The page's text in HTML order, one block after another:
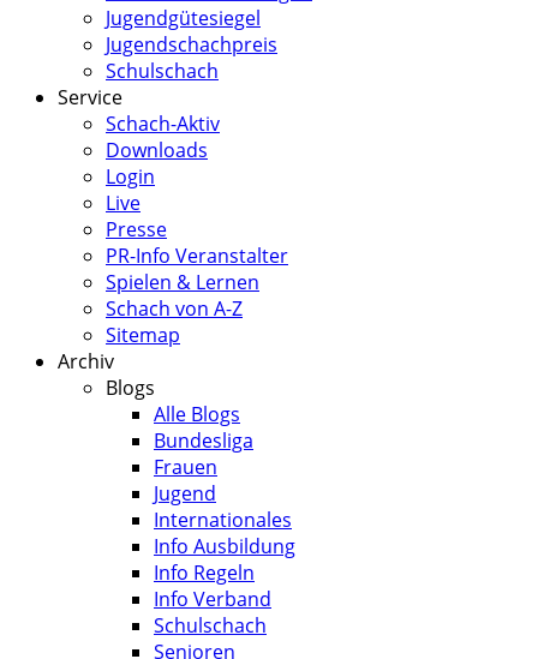
Jugendgütesiegel
Jugendschachpreis
Schulschach
Service
Schach-Aktiv
Downloads
Login
Live
Presse
PR-Info Veranstalter
Spielen & Lernen
Schach von A-Z
Sitemap
Archiv
Blogs
Alle Blogs
Bundesliga
Frauen
Jugend
Internationales
Info Ausbildung
Info Regeln
Info Verband
Schulschach
Senioren